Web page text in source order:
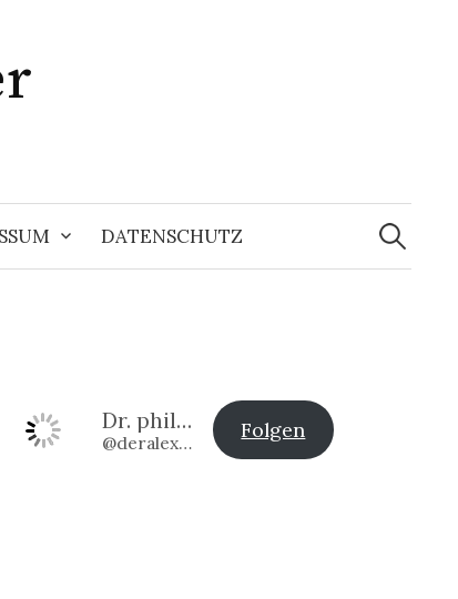
DATENSCHUTZ
Suchen
nach:
Dr. phil. Alexander Klier
@deralexander2@www.alexander-klier.net
Folgen